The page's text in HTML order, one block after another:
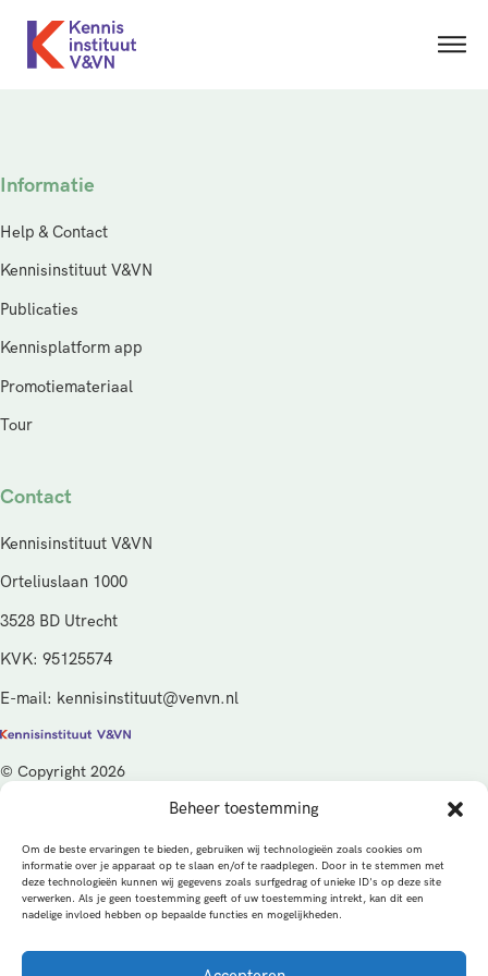
Beheer toestemming
Om de beste ervaringen te bieden, gebruiken wij technologieën zoals cookies om
informatie over je apparaat op te slaan en/of te raadplegen. Door in te stemmen met
deze technologieën kunnen wij gegevens zoals surfgedrag of unieke ID's op deze site
verwerken. Als je geen toestemming geeft of uw toestemming intrekt, kan dit een
nadelige invloed hebben op bepaalde functies en mogelijkheden.
Informatie
Help & Contact
Kennisinstituut V&VN
Publicaties
Kennisplatform app
Promotiemateriaal
Tour
Contact
Kennisinstituut V&VN
Orteliuslaan 1000
3528 BD Utrecht
KVK: 95125574
E-mail: kennisinstituut@venvn.nl
© Copyright 2026
De activiteiten van het Kennisinstituut V&VN worden gefinancierd
vanuit de kwaliteitsgelden van het ministerie van Volksgezondheid,
Welzijn en Sport (VWS), beheerd door ZonMw.
PrivacybeleidCookiesAlgemene voorwaarden